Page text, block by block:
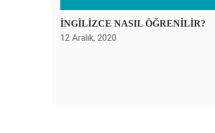
İNGİLİZCE NASIL ÖĞRENİLİR?
12 Aralık, 2020